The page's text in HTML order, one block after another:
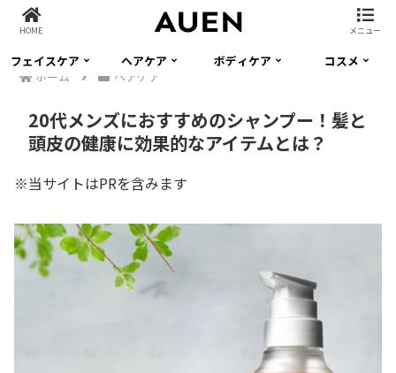
フェイスケア ヘアケア ボディケア
コスメ
ホーム
ヘアケア
20代メンズにおすすめのシャンプー！髪と
頭皮の健康に効果的なアイテムとは？
※当サイトはPRを含みます
HOME メニュー